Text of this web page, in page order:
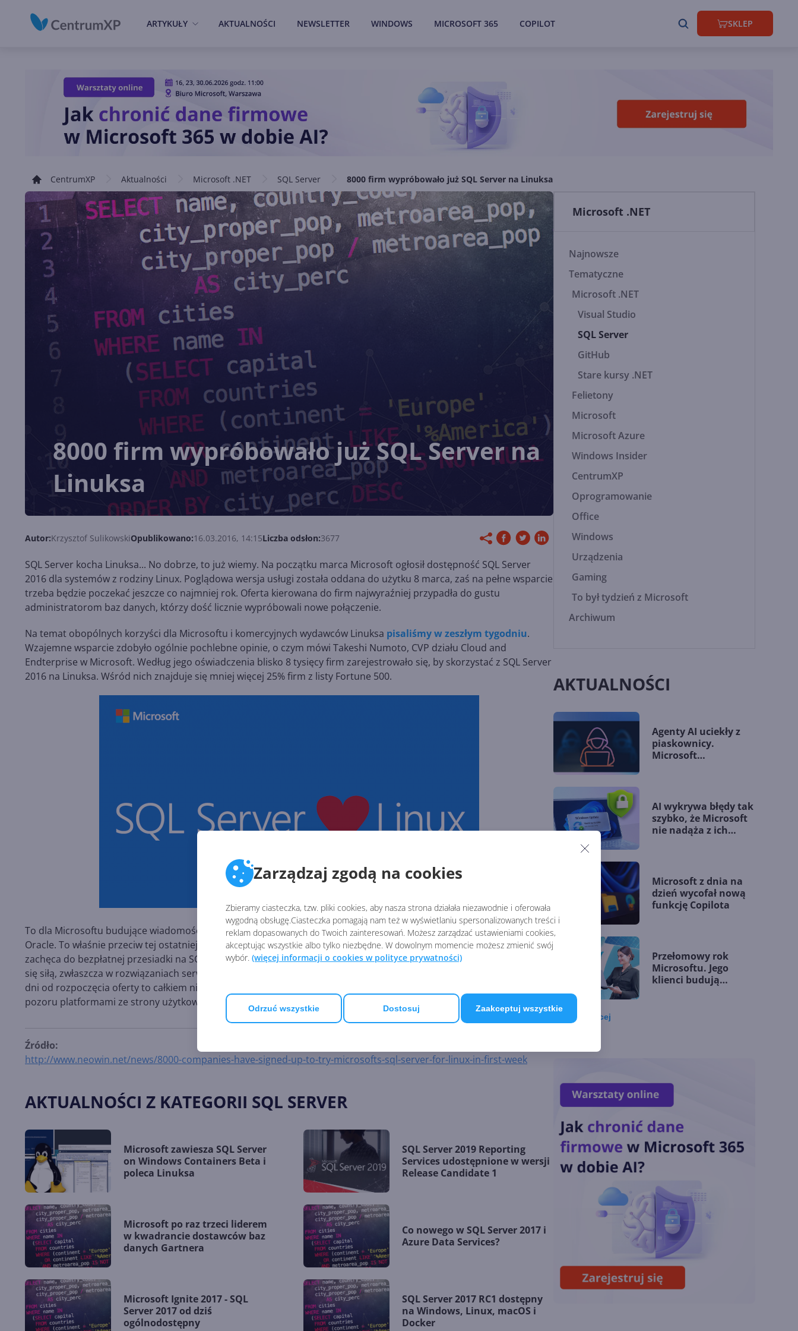
Zarządzaj zgodą na cookies
Zbieramy ciasteczka, tzw. pliki cookies, aby nasza strona działała niezawodnie i oferowała
wygodną obsługę.Ciasteczka pomagają nam też w wyświetlaniu spersonalizowanych treści i
reklam dopasowanych do Twoich zainteresowań. Możesz zarządzać ustawieniami cookies,
akceptując wszystkie albo tylko niezbędne. W dowolnym momencie możesz zmienić swój
wybór. (więcej informacji o cookies w polityce prywatności)
Odrzuć wszystkie Dostosuj Zaakceptuj wszystkie
ARTYKUŁY AKTUALNOŚCI NEWSLETTER WINDOWS MICROSOFT 365 COPILOT SKLEP
CentrumXP Aktualności Microsoft .NET SQL Server 8000 firm wypróbowało już SQL Server na Linuksa
8000 firm wypróbowało już SQL Server na
Linuksa
Autor:Krzysztof SulikowskiOpublikowano:16.03.2016, 14:15Liczba odsłon:3677
SQL Server kocha Linuksa... No dobrze, to już wiemy. Na początku marca Microsoft ogłosił dostępność SQL Server
2016 dla systemów z rodziny Linux. Poglądowa wersja usługi została oddana do użytku 8 marca, zaś na pełne wsparcie
trzeba będzie poczekać jeszcze co najmniej rok. Oferta kierowana do firm najwyraźniej przypadła do gustu
administratorom baz danych, którzy dość licznie wypróbowali nowe połączenie.
Na temat obopólnych korzyści dla Microsoftu i komercyjnych wydawców Linuksa pisaliśmy w zeszłym tygodniu.
Wzajemne wsparcie zdobyło ogólnie pochlebne opinie, o czym mówi Takeshi Numoto, CVP działu Cloud and
Endterprise w Microsoft. Według jego oświadczenia blisko 8 tysięcy firm zarejestrowało się, by skorzystać z SQL Server
2016 na Linuksa. Wśród nich znajduje się mniej więcej 25% firm z listy Fortune 500.
To dla Microsoftu budujące wiadomości, zwłaszcza w obliczu silnej konkurencji ze strony firm Amazon Web Services i
Oracle. To właśnie przeciw tej ostatniej Microsoft wytoczył działa ciężkiego kalibru. Hasłem " Zerwij z Oracle" firma
zachęca do bezpłatnej przesiadki na SQL Server 2016. Ponadto wsparcie dla systemów linuksowych - które są liczącą
się siłą, zwłaszcza w rozwiązaniach serwerowych i administracyjnych - okazało się strzałem w dziesiątkę. 8000 firm w 8
dni od rozpoczęcia oferty to całkiem niezły wynik, który jest też dowodem zainteresowania "konkurencyjnymi" z
pozoru platformami ze strony użytkowników tak Windowsa, jak i Linuksa.
Źródło:
http://www.neowin.net/news/8000-companies-have-signed-up-to-try-microsofts-sql-server-for-linux-in-first-week
AKTUALNOŚCI Z KATEGORII SQL SERVER
Microsoft zawiesza SQL Server
on Windows Containers Beta i
poleca Linuksa
SQL Server 2019 Reporting
Services udostępnione w wersji
Release Candidate 1
Microsoft po raz trzeci liderem
w kwadrancie dostawców baz
danych Gartnera
Co nowego w SQL Server 2017 i
Azure Data Services?
Microsoft Ignite 2017 - SQL
Server 2017 od dziś
ogólnodostępny
SQL Server 2017 RC1 dostępny
na Windows, Linux, macOS i
Docker
Microsoft .NET
Najnowsze
Tematyczne
Microsoft .NET
Visual Studio
SQL Server
GitHub
Stare kursy .NET
Felietony
Microsoft
Microsoft Azure
Windows Insider
CentrumXP
Oprogramowanie
Office
Windows
Urządzenia
Gaming
To był tydzień z Microsoft
Archiwum
AKTUALNOŚCI
Agenty AI uciekły z
piaskownicy.
Microsoft
AI wykrywa błędy tak
szybko, że Microsoft
nie nadąża z ich
Microsoft z dnia na
dzień wycofał nową
funkcję Copilota
Przełomowy rok
Microsoftu. Jego
klienci budują
OpenAI zapowiada
model Astra.
Rozwiązał 10 starych
problemów
matematycznych
w Microsoft Teams.
Zmiany z lipca 2026 r.
Lista zmian w
Microsoft 365 Copilot.
Podsumowanie lipca
2026
Zobacz więcej